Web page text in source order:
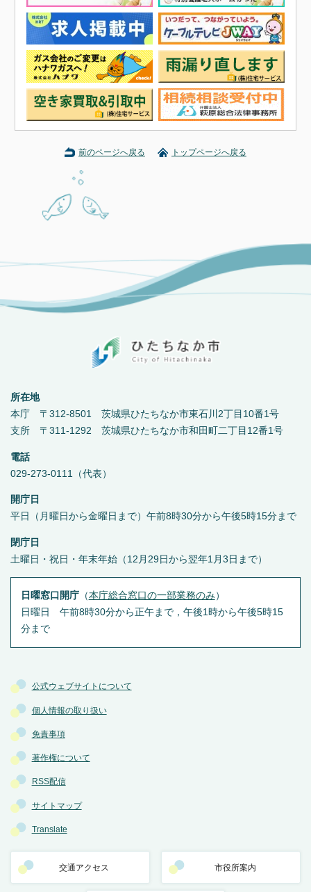
前のページへ戻る トップページへ戻る
公式ウェブサイトについて
個人情報の取り扱い
免責事項
著作権について
RSS配信
サイトマップ
Translate
交通アクセス 市役所案内
所在地
本庁 〒312-8501 茨城県ひたちなか市東石川2丁目10番1号
支所 〒311-1292 茨城県ひたちなか市和田町二丁目12番1号
電話
029-273-0111（代表）
開庁日
平日（月曜日から金曜日まで）午前8時30分から午後5時15分まで
閉庁日
土曜日・祝日・年末年始（12月29日から翌年1月3日まで）
日曜窓口開庁（本庁総合窓口の一部業務のみ ）
日曜日 午前8時30分から正午まで，午後1時から午後5時15
分まで